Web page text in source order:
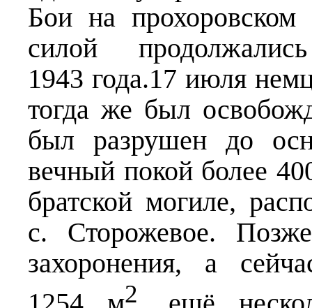
Бои на прохоровском
силой
1943 года.17 июля
тогда же был
был разрушен до
вечный покой более
братской могиле,
с. Сторожевое.
захоронения, а
2